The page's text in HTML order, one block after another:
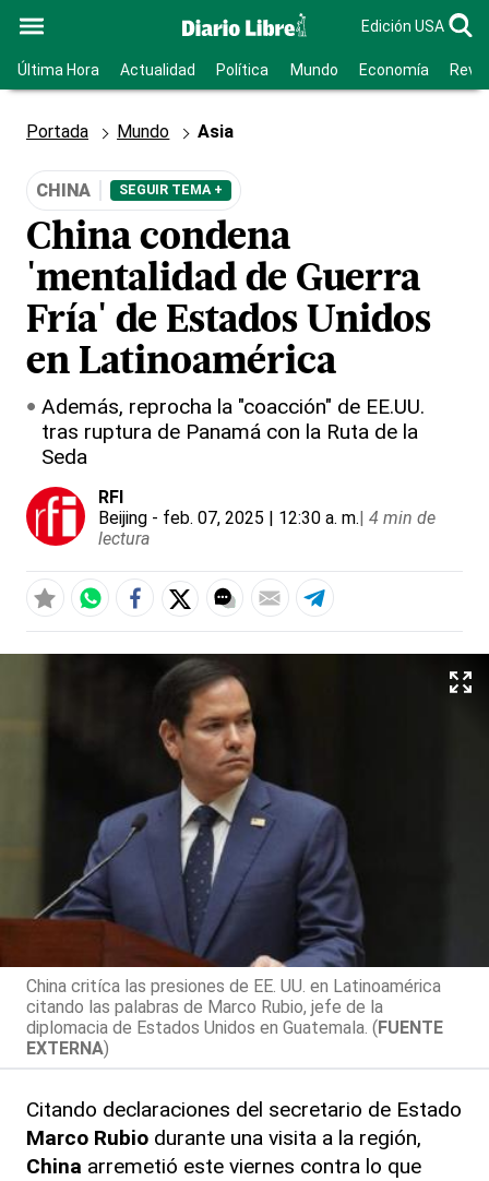
Edición USA
Última Hora Actualidad Política Mundo Economía
Portada Mundo Asia
CHINA SEGUIR TEMA +
China condena
'mentalidad de Guerra
Fría' de Estados Unidos
en Latinoamérica
Además, reprocha la "coacción" de EE.UU.
tras ruptura de Panamá con la Ruta de la
Seda
RFI
Beijing - feb. 07, 2025 | 12:30 a. m.| 4 min de
lectura
China critíca las presiones de EE. UU. en Latinoamérica
citando las palabras de Marco Rubio, jefe de la
diplomacia de Estados Unidos en Guatemala. (FUENTE
EXTERNA)
Citando declaraciones del secretario de Estado
Marco Rubio durante una visita a la región,
China arremetió este viernes contra lo que